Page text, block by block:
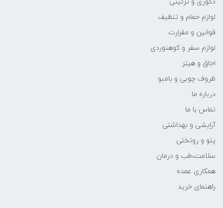
لوازم حمام و تنظیف
قوانین و مقرارت
لوازم سفر و کوهنوردی
اجاق و هیتر
ظروف چوبی و بامبو
درباره ما
تماس با ما
آرایشی و بهداشتی
پتو و روتختی
سلامت،طب و درمان
همکاری عمده
راهنمای خرید